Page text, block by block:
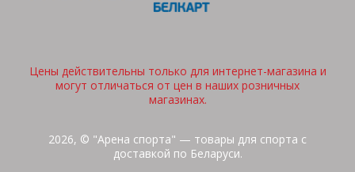
Цены действительны только для интернет-магазина и
могут отличаться от цен в наших розничных
магазинах.
2026, © "Арена спорта" — товары для спорта с
доставкой по Беларуси.